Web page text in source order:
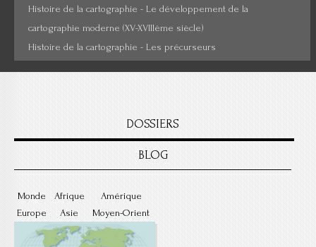
Histoire de la cartographie - Le développement de la
cartographie moderne (XV-XVIIIème siècle)
Histoire de la cartographie - Les précurseurs
DOSSIERS
BLOG
Monde
Europe
Afrique
Asie
Amérique
Moyen-Orient